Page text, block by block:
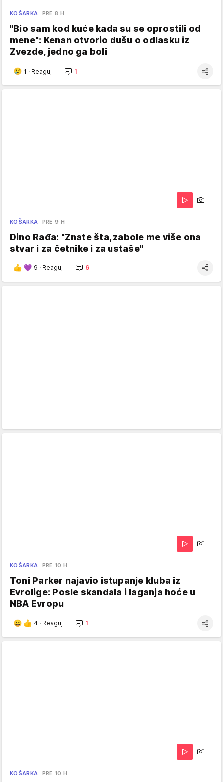
KOŠARKA PRE 8 H
"Bio sam kod kuće kada su se oprostili od
mene": Kenan otvorio dušu o odlasku iz
Zvezde, jedno ga boli
1 · Reaguj 1
KOŠARKA PRE 9 H
Dino Rađa: "Znate šta, zabole me više ona
stvar i za četnike i za ustaše"
9 · Reaguj 6
KOŠARKA PRE 10 H
Toni Parker najavio istupanje kluba iz
Evrolige: Posle skandala i laganja hoće u
NBA Evropu
4 · Reaguj 1
KOŠARKA PRE 10 H